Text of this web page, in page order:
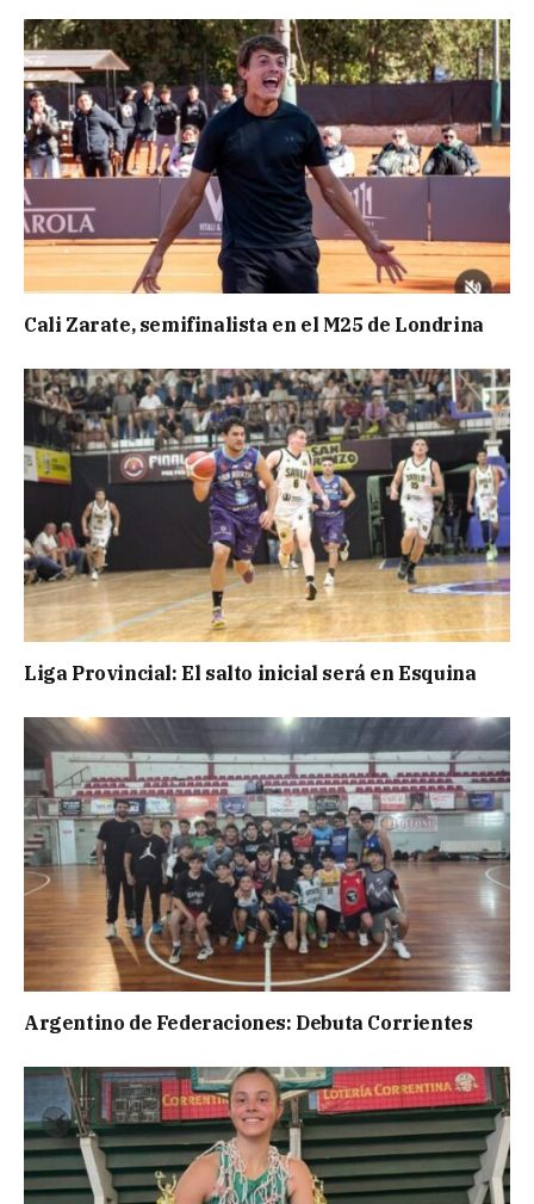
Cali Zarate, semifinalista en el M25 de Londrina
Liga Provincial: El salto inicial será en Esquina
Argentino de Federaciones: Debuta Corrientes